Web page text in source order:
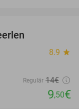
8.9 star
Regulär 14€
9,50€